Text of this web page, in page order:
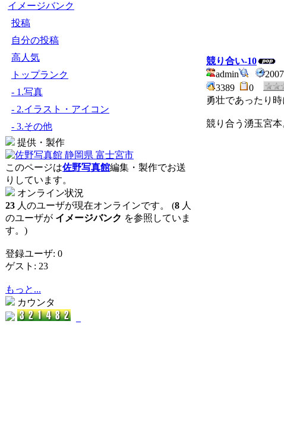
イメージバンク
投稿
自分の投稿
高人気
トップランク
- 1.写真
- 2.イラスト・アイコン
- 3.その他
提供・製作
このページは佐野写真館編集・製作でお送
りしています。
オンライン状況
23 人のユーザが現在オンラインです。 (8 人
のユーザが イメージバンク を参照していま
す。)
登録ユーザ: 0
ゲスト: 23
もっと...
カウンタ
競り合い-10
admin
3389
0
勇壮であったり
競り合う湧玉宮本